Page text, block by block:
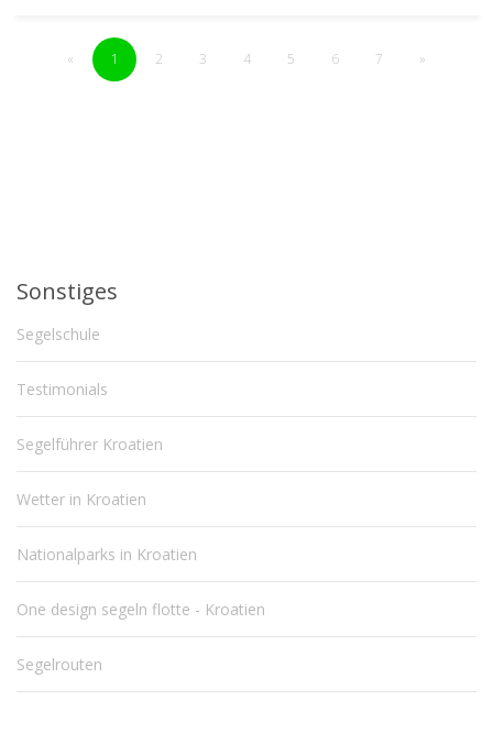
« 1 2 3 4 5 6 7 »
Sonstiges
Segelschule
Testimonials
Segelführer Kroatien
Wetter in Kroatien
Nationalparks in Kroatien
One design segeln flotte - Kroatien
Segelrouten